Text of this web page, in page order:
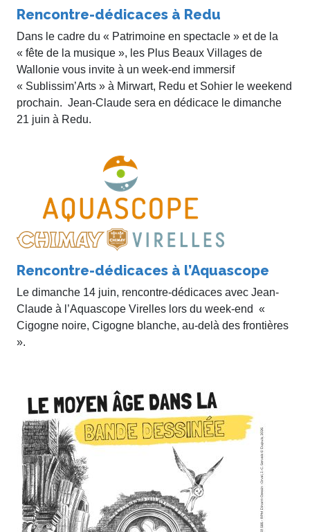
Rencontre-dédicaces à Redu
Dans le cadre du « Patrimoine en spectacle » et de la
« fête de la musique », les Plus Beaux Villages de
Wallonie vous invite à un week-end immersif
« Sublissim’Arts » à Mirwart, Redu et Sohier le weekend
prochain. Jean-Claude sera en dédicace le dimanche
21 juin à Redu.
Rencontre-dédicaces à l’Aquascope
Le dimanche 14 juin, rencontre-dédicaces avec Jean-
Claude à l’Aquascope Virelles lors du week-end «
Cigogne noire, Cigogne blanche, au-delà des frontières
».